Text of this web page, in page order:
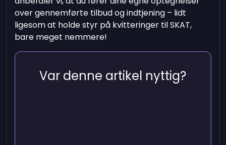
over gennemførte tilbud og indtjening – lidt
ligesom at holde styr på kvitteringer til SKAT,
bare meget nemmere!
Var denne artikel nyttig?